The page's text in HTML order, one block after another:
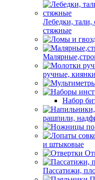
Лебедки,
стяжные
ручные,
Набор
рашпили,
и штыковые
Пассатижи,